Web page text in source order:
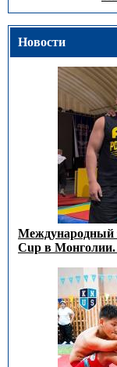
Новости
Международный
Cup в